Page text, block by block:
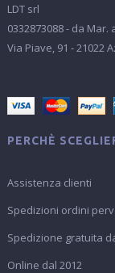
LDT srl
0332873088 - da Mar.
Via Piave, 91 - 21022
PERCHÈ
Assistenza clienti
Spedizioni ordini
Spedizione gratuita
Online dal 2012